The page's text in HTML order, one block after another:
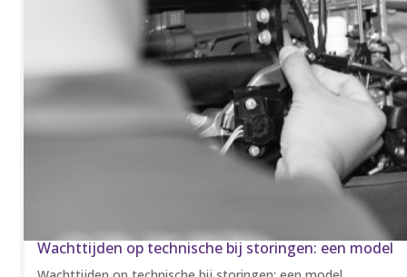
Wachttijden op technische bij storingen: een model